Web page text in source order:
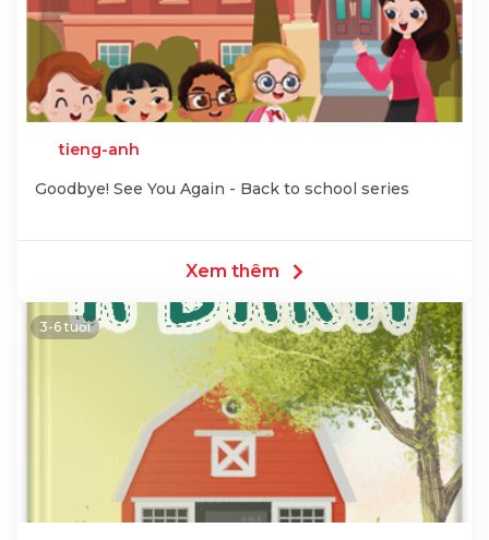
tieng-anh
Goodbye! See You Again - Back to school series
Xem thêm
3-6 tuổi